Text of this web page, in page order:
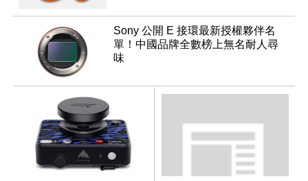
Sony 公開 E 接環最新授權夥伴名
單！中國品牌全數榜上無名耐人尋
味